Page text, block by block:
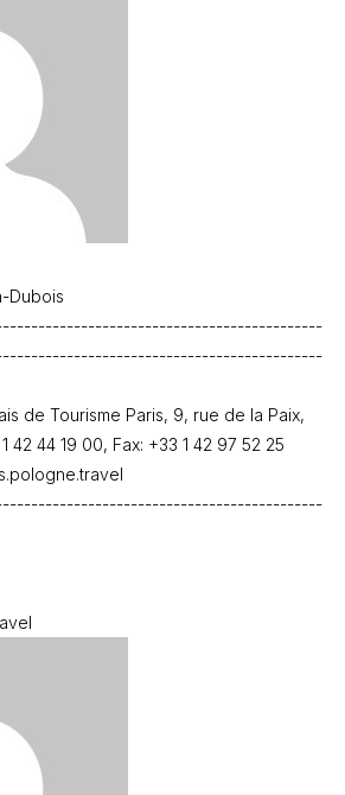
Dubois
de Tourisme Paris, 9, rue de la Paix,
42 44 19 00, Fax: +33 1 42 97 52 25